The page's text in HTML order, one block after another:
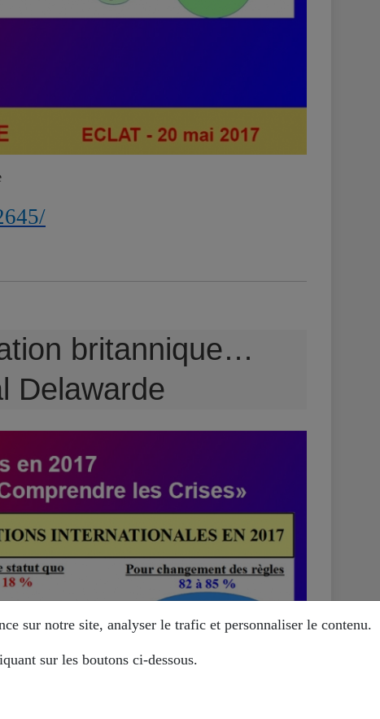
britannique…
Delawarde
sur notre site, analyser le trafic et personnaliser le contenu.
sur les boutons ci-dessous.